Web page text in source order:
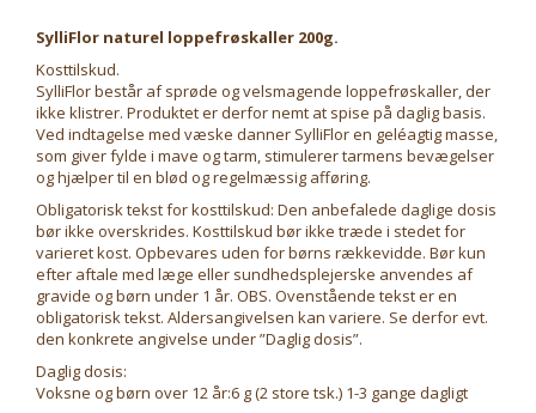
SylliFlor naturel loppefrøskaller 200g.
Kosttilskud.
SylliFlor består af sprøde og velsmagende loppefrøskaller, der
ikke klistrer. Produktet er derfor nemt at spise på daglig basis.
Ved indtagelse med væske danner SylliFlor en geléagtig masse,
som giver fylde i mave og tarm, stimulerer tarmens bevægelser
og hjælper til en blød og regelmæssig afføring.
Obligatorisk tekst for kosttilskud: Den anbefalede daglige dosis
bør ikke overskrides. Kosttilskud bør ikke træde i stedet for
varieret kost. Opbevares uden for børns rækkevidde. Bør kun
efter aftale med læge eller sundhedsplejerske anvendes af
gravide og børn under 1 år. OBS. Ovenstående tekst er en
obligatorisk tekst. Aldersangivelsen kan variere. Se derfor evt.
den konkrete angivelse under ”Daglig dosis”.
Daglig dosis:
Voksne og børn over 12 år:6 g (2 store tsk.) 1-3 gange dagligt